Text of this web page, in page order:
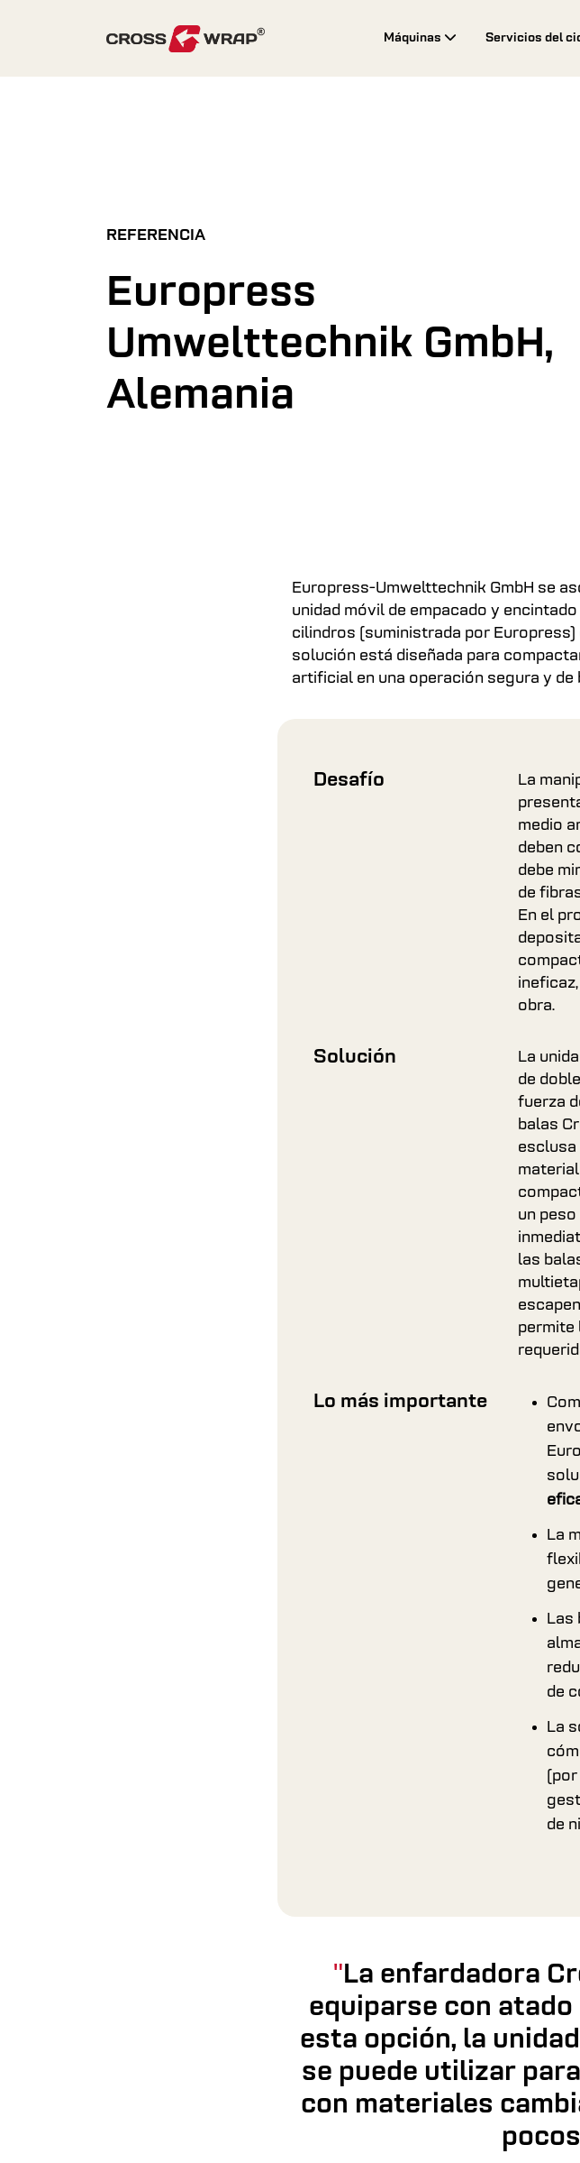
Máquinas Servicios del
REFERENCIA
Europress
Umwelttechnik GmbH,
Alemania
Europress-Umwelttechnik GmbH se
unidad móvil de empacado y
cilindros (suministrada por
solución está diseñada para
artificial en una operación segura y de
Desafío
La
medio
deben
debe
de
En el
obra.
Solución
La
de
fuerza
balas
esclusa
un peso
las
permite
Lo más importante
La
Las
de
La
de
La enfardadora
equiparse con atado
esta opción, la
se puede utilizar
con materiales